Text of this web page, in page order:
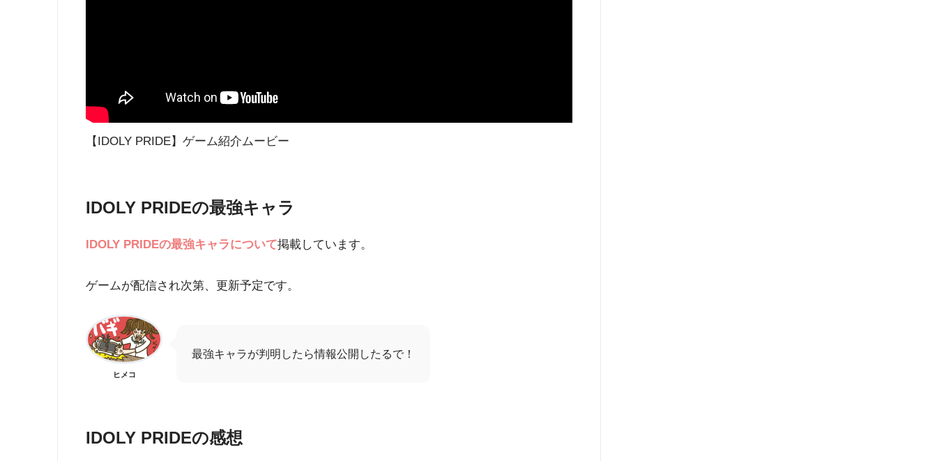
【IDOLY PRIDE】ゲーム紹介ムービー
IDOLY PRIDEの最強キャラ
IDOLY PRIDEの最強キャラについて掲載しています。
ゲームが配信され次第、更新予定です。
ヒメコ
最強キャラが判明したら情報公開したるで！
IDOLY PRIDEの感想